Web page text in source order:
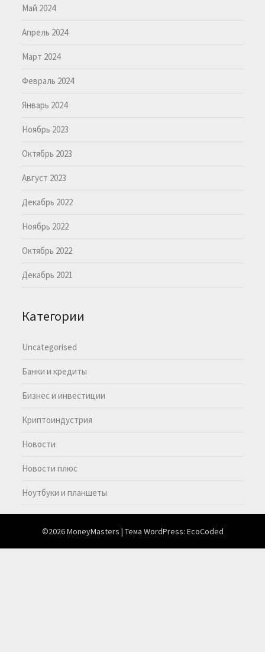
Май 2024
Апрель 2024
Март 2024
Февраль 2024
Январь 2024
Ноябрь 2023
Октябрь 2023
Август 2023
Декабрь 2022
Ноябрь 2022
Октябрь 2022
Декабрь 2021
Категории
Uncategorised
Банки и кредиты
Бизнес и инвестиции
Криптоиндустрия
Новости
Новости плюс
Ноутбуки и планшеты
©2026 MoneyMasters | Тема WordPress: EcoCoded